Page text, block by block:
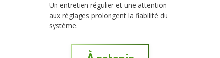
Un entretien régulier et une attention
aux réglages prolongent la fiabilité du
système.